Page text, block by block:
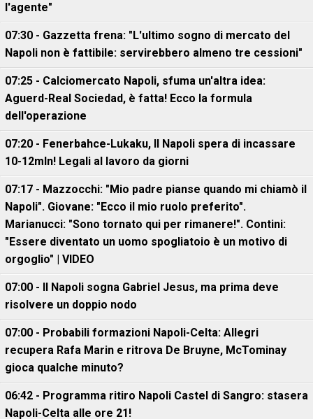
l'agente"
07:30 - Gazzetta frena: "L'ultimo sogno di mercato del
Napoli non è fattibile: servirebbero almeno tre cessioni"
07:25 - Calciomercato Napoli, sfuma un'altra idea:
Aguerd-Real Sociedad, è fatta! Ecco la formula
dell'operazione
07:20 - Fenerbahce-Lukaku, ll Napoli spera di incassare
10-12mln! Legali al lavoro da giorni
07:17 - Mazzocchi: "Mio padre pianse quando mi chiamò il
Napoli". Giovane: "Ecco il mio ruolo preferito".
Marianucci: "Sono tornato qui per rimanere!". Contini:
"Essere diventato un uomo spogliatoio è un motivo di
orgoglio" | VIDEO
07:00 - Il Napoli sogna Gabriel Jesus, ma prima deve
risolvere un doppio nodo
07:00 - Probabili formazioni Napoli-Celta: Allegri
recupera Rafa Marin e ritrova De Bruyne, McTominay
gioca qualche minuto?
06:42 - Programma ritiro Napoli Castel di Sangro: stasera
Napoli-Celta alle ore 21!